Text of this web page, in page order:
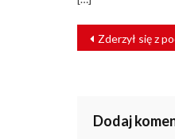
WPISU
Zderzył się z pociągiem i uciekł.
Dodaj